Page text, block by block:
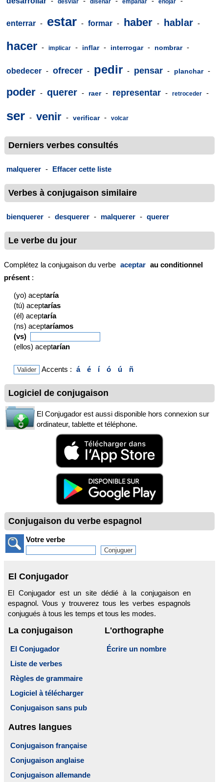
desviar diseñar empañar enojar
enterrar - estar - formar - haber - hablar -
hacer - implicar - inflar - interrogar - nombrar -
obedecer - ofrecer - pedir - pensar - planchar -
poder - querer - raer - representar - retroceder -
ser - venir - verificar - volcar
Derniers verbes consultés
malquerer - Effacer cette liste
Verbes à conjugaison similaire
bienquerer - desquerer - malquerer - querer
Le verbe du jour
Complétez la conjugaison du verbe aceptar au conditionnel
présent :
(yo) aceptaría
(tú) aceptarías
(él) aceptaría
(ns) aceptaríamos
(vs)
(ellos) aceptarían
Accents : á é í ó ú ñ
Logiciel de conjugaison
El Conjugador est aussi disponible hors connexion sur
ordinateur, tablette et téléphone.
Conjugaison du verbe espagnol
Votre verbe
El Conjugador
El Conjugador est un site dédié à la conjugaison en
espagnol. Vous y trouverez tous les verbes espagnols
conjugués à tous les temps et tous les modes.
La conjugaison
El Conjugador
Liste de verbes
Règles de grammaire
Logiciel à télécharger
Conjugaison sans pub
L'orthographe
Écrire un nombre
Autres langues
Conjugaison française
Conjugaison anglaise
Conjugaison allemande